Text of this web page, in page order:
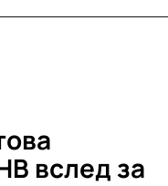
вслед за